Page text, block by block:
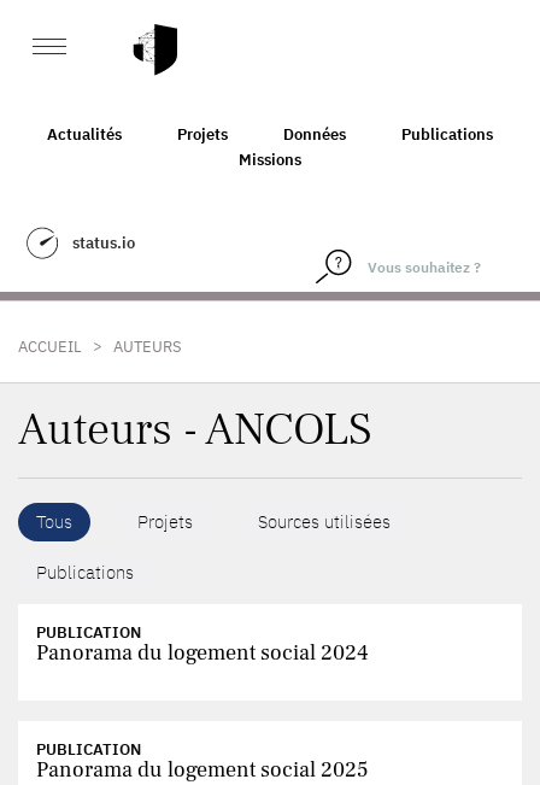
Actualités Projets Données
Publications
Missions
status.io
ACCUEIL > AUTEURS
Auteurs - ANCOLS
Tous Projets Sources utilisées
Publications
PUBLICATION
Panorama du logement social 2024
PUBLICATION
Panorama du logement social 2025